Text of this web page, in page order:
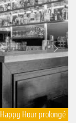
Suivant
Happy Hour prolongé